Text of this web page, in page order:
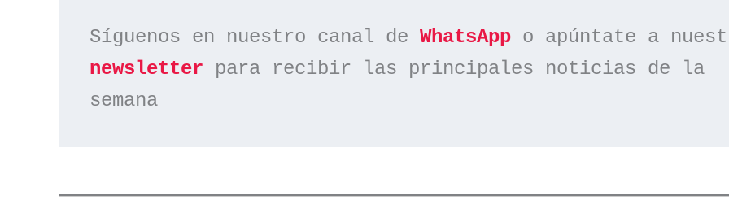
Síguenos en nuestro canal de WhatsApp
newsletter para recibir las principales noticias de la
semana